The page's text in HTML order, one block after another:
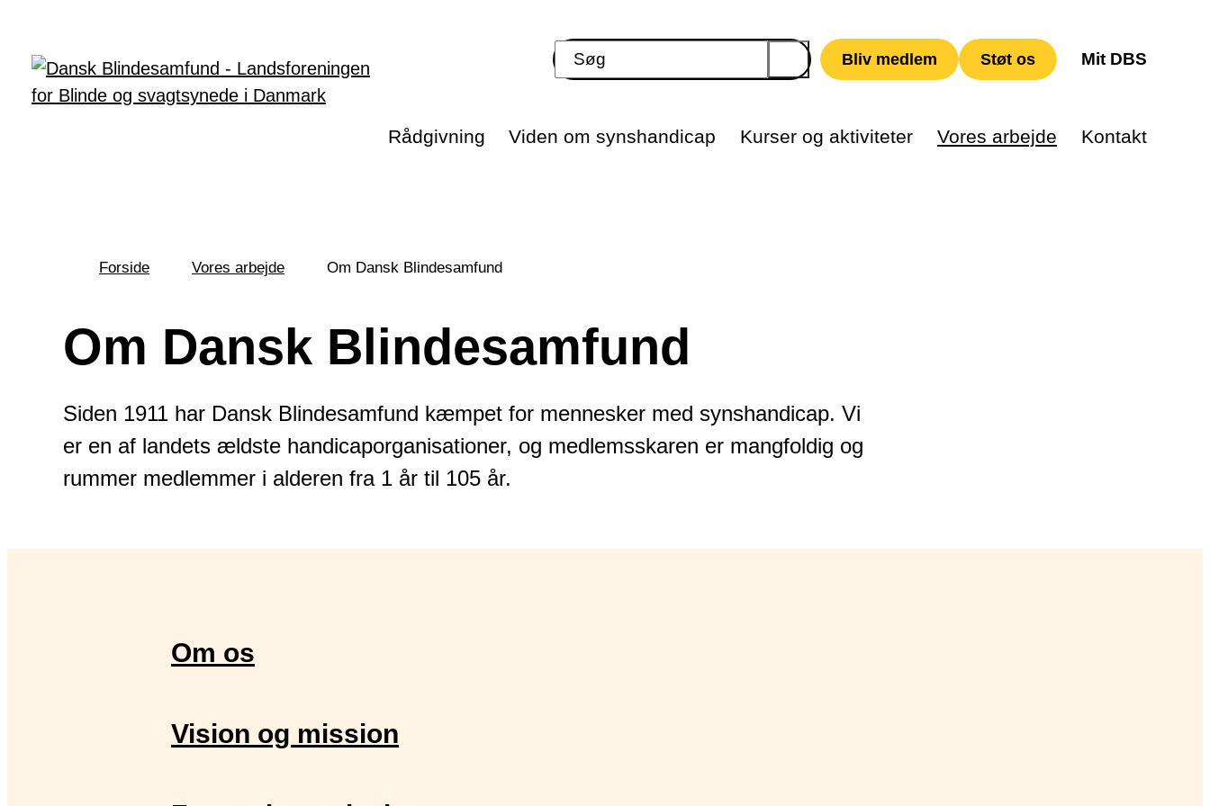
Bliv medlem Støt os Mit DBS
Rådgivning Viden om synshandicap Kurser og aktiviteter Vores arbejde Kontakt
her:
Forside Vores arbejde Om Dansk Blindesamfund
Om Dansk Blindesamfund
Siden 1911 har Dansk Blindesamfund kæmpet for mennesker med synshandicap. Vi
er en af landets ældste handicaporganisationer, og medlemsskaren er mangfoldig og
rummer medlemmer i alderen fra 1 år til 105 år.
Om os
Vision og mission